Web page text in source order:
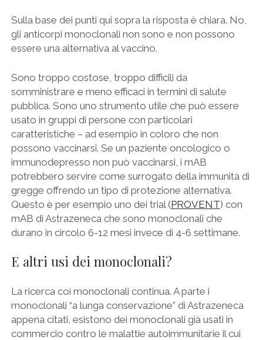
Sulla base dei punti qui sopra la risposta è chiara. No,
gli anticorpi monoclonali non sono e non possono
essere una alternativa al vaccino.
Sono troppo costose, troppo difficili da
somministrare e meno efficaci in termini di salute
pubblica. Sono uno strumento utile che può essere
usato in gruppi di persone con particolari
caratteristiche – ad esempio in coloro che non
possono vaccinarsi. Se un paziente oncologico o
immunodepresso non può vaccinarsi, i mAB
potrebbero servire come surrogato della immunità di
gregge offrendo un tipo di protezione alternativa.
Questo è per esempio uno dei trial (PROVENT) con
mAB di Astrazeneca che sono monoclonali che
durano in circolo 6-12 mesi invece di 4-6 settimane.
E altri usi dei monoclonali?
La ricerca coi monoclonali continua. A parte i
monoclonali “a lunga conservazione” di Astrazeneca
appena citati, esistono dei monoclonali già usati in
commercio contro le malattie autoimmunitarie il cui